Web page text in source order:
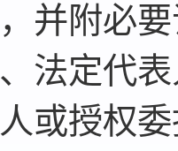
并附必
法定代
或授权